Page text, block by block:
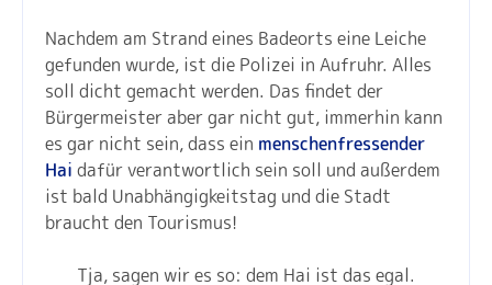
Nachdem am Strand eines Badeorts eine Leiche
gefunden wurde, ist die Polizei in Aufruhr. Alles
soll dicht gemacht werden. Das findet der
Bürgermeister aber gar nicht gut, immerhin kann
es gar nicht sein, dass ein menschenfressender
Hai dafür verantwortlich sein soll und außerdem
ist bald Unabhängigkeitstag und die Stadt
braucht den Tourismus!
Tja, sagen wir es so: dem Hai ist das egal.